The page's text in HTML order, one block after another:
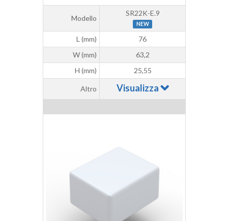
Modello
SR22K-E.9
NEW
L (mm)
76
W (mm)
63,2
H (mm)
25,55
Altro Visualizza